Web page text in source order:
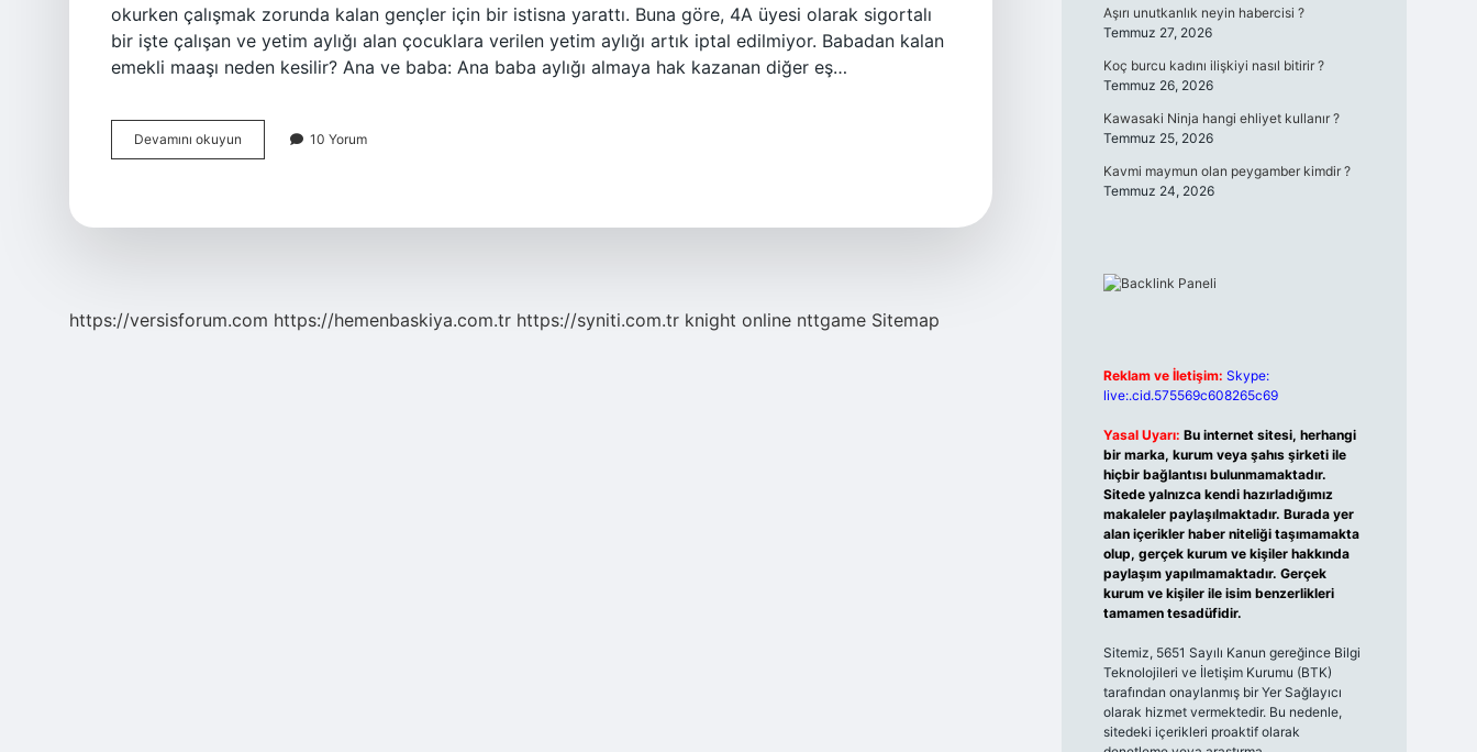
okurken çalışmak zorunda kalan gençler için bir istisna yarattı. Buna göre, 4A üyesi olarak sigortalı
bir işte çalışan ve yetim aylığı alan çocuklara verilen yetim aylığı artık iptal edilmiyor. Babadan kalan
emekli maaşı neden kesilir? Ana ve baba: Ana baba aylığı almaya hak kazanan diğer eş…
Devamını okuyun
Yetim
10 Yorum
https://versisforum.com https://hemenbaskiya.com.tr https://syniti.com.tr knight online nttgame Sitemap
Aşırı unutkanlık neyin habercisi ?
Temmuz 27, 2026
Koç burcu kadını ilişkiyi nasıl bitirir ?
Temmuz 26, 2026
Kawasaki Ninja hangi ehliyet kullanır ?
Temmuz 25, 2026
Kavmi maymun olan peygamber kimdir ?
Temmuz 24, 2026
Reklam ve İletişim: Skype:
live:.cid.575569c608265c69
Yasal Uyarı: Bu internet sitesi, herhangi
bir marka, kurum veya şahıs şirketi ile
hiçbir bağlantısı bulunmamaktadır.
Sitede yalnızca kendi hazırladığımız
makaleler paylaşılmaktadır. Burada yer
alan içerikler haber niteliği taşımamakta
olup, gerçek kurum ve kişiler hakkında
paylaşım yapılmamaktadır. Gerçek
kurum ve kişiler ile isim benzerlikleri
tamamen tesadüfidir.
Sitemiz, 5651 Sayılı Kanun gereğince Bilgi
Teknolojileri ve İletişim Kurumu (BTK)
tarafından onaylanmış bir Yer Sağlayıcı
olarak hizmet vermektedir. Bu nedenle,
sitedeki içerikleri proaktif olarak